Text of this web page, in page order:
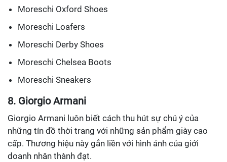
Moreschi Oxford Shoes
Moreschi Loafers
Moreschi Derby Shoes
Moreschi Chelsea Boots
Moreschi Sneakers
8. Giorgio Armani
Giorgio Armani luôn biết cách thu hút sự chú ý của
những tín đồ thời trang với những sản phẩm giày cao
cấp. Thương hiệu này gắn liền với hình ảnh của giới
doanh nhân thành đạt.